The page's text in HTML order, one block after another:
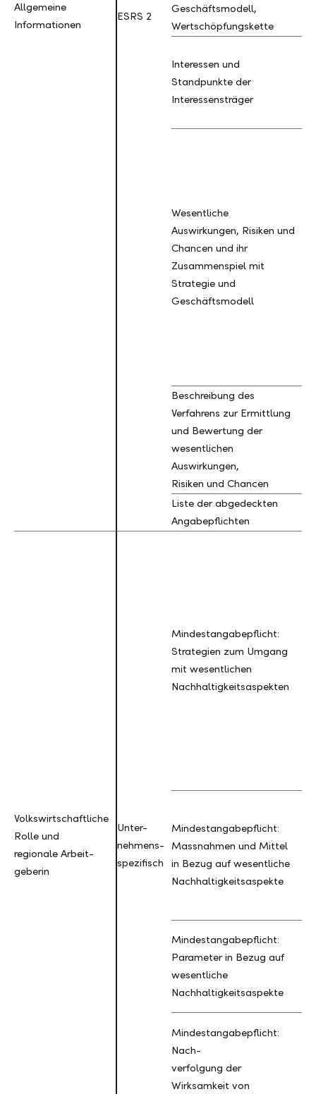
Allgemeine
Informationen
ESRS 2
Geschäftsmodell,
Wertschöpfungskette
Interessen und
Standpunkte der
Interessensträger
Wesentliche
Auswirkungen, Risiken und
Chancen und ihr
Zusammenspiel mit
Strategie und
Geschäftsmodell
Beschreibung des
Verfahrens zur Ermittlung
und Bewertung der
wesentlichen
Auswirkungen,
Risiken und Chancen
Liste der abgedeckten
Angabepflichten
Volkswirtschaftliche
Rolle und
regionale Arbeit-
geberin
Unter-
nehmens-
spezifisch
Mindestangabepflicht:
Strategien zum Umgang
mit wesentlichen
Nachhaltigkeitsaspekten
Mindestangabepflicht:
Massnahmen und Mittel
in Bezug auf wesentliche
Nachhaltigkeitsaspekte
Mindestangabepflicht:
Parameter in Bezug auf
wesentliche
Nachhaltigkeitsaspekte
Mindestangabepflicht:
Nach-
verfolgung der
Wirksamkeit von
Allgemeine
Informationen
Volkswirtschaftliche
Rolle und
regionale Arbeit-
geberin